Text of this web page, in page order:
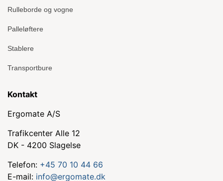
Rulleborde og vogne
Palleløftere
Stablere
Transportbure
Kontakt
Ergomate A/S
Trafikcenter Alle 12
DK - 4200 Slagelse
Telefon: +45 70 10 44 66
E-mail: info@ergomate.dk